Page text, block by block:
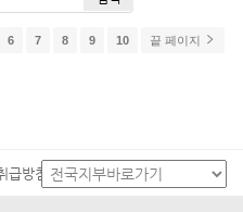
6 7 8 9 10 끝 페이지
급방침